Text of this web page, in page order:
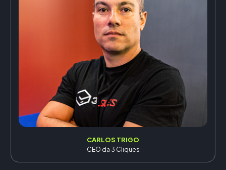
CARLOS TRIGO
CEO da 3 Cliques